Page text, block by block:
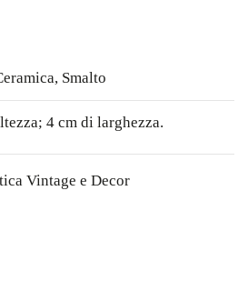
, Smalto
4 cm di larghezza.
Vintage e Decor